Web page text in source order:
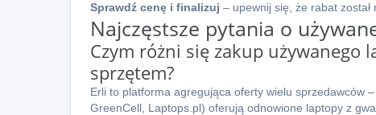
Sprawdź cenę i finalizuj – upewnij się, że rabat został
Najczęstsze pytania o
Czym różni się zakup używanego
sprzętem?
Erli to platforma agregująca oferty wielu sprzedawców
GreenCell, Laptops.pl) oferują odnowione laptopy z